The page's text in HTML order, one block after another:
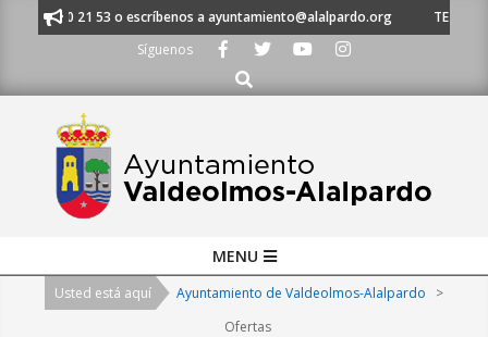
91 620 21 53 o escríbenos a ayuntamiento@alalpardo.org
TE
Síguenos
Buscar
Navigation
MENU
Usted está aquí Ayuntamiento de Valdeolmos-Alalpardo
>
Ofertas